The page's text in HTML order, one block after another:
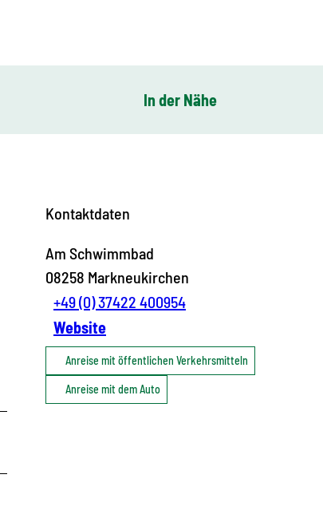
In der Nähe
Kontaktdaten
Am Schwimmbad
08258 Markneukirchen
+49 (0) 37422 400954
Website
Anreise mit öffentlichen Verkehrsmitteln
Anreise mit dem Auto